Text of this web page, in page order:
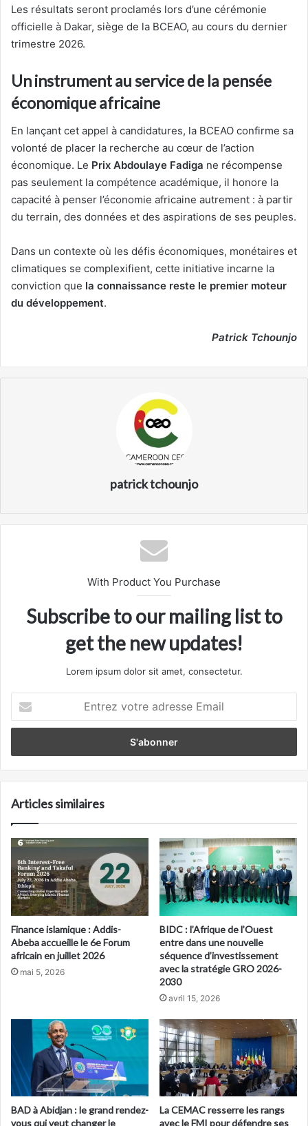
Les résultats seront proclamés lors d’une cérémonie
officielle à Dakar, siège de la BCEAO, au cours du dernier
trimestre 2026.
Un instrument au service de la pensée
économique africaine
En lançant cet appel à candidatures, la BCEAO confirme sa
volonté de placer la recherche au cœur de l’action
économique. Le Prix Abdoulaye Fadiga ne récompense
pas seulement la compétence académique, il honore la
capacité à penser l’économie africaine autrement : à partir
du terrain, des données et des aspirations de ses peuples.
Dans un contexte où les défis économiques, monétaires et
climatiques se complexifient, cette initiative incarne la
conviction que la connaissance reste le premier moteur
du développement.
Patrick Tchounjo
patrick tchounjo
With Product You Purchase
Subscribe to our mailing list to
get the new updates!
Lorem ipsum dolor sit amet, consectetur.
votre
adresse
Articles similaires
Finance islamique : Addis-
Abeba accueille le 6e Forum
africain en juillet 2026
mai 5, 2026
BIDC : l’Afrique de l’Ouest
entre dans une nouvelle
séquence d’investissement
avec la stratégie GRO 2026-
2030
avril 15, 2026
BAD à Abidjan : le grand rendez-
vous qui veut changer le
La CEMAC resserre les rangs
avec le FMI pour défendre ses